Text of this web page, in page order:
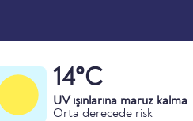
14°C
UV ışınlarına maruz kalma
Orta derecede risk